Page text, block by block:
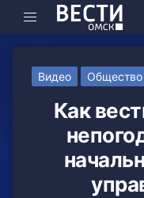
Видео Общество
Как